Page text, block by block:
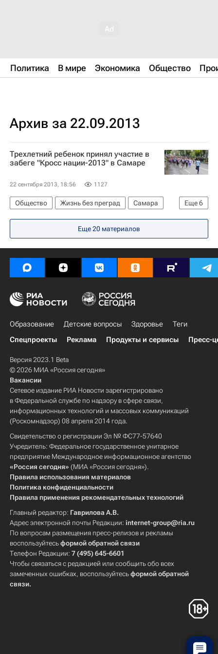
Политика В мире Экономика Общество
Архив за 22.09.2013
Трехлетний ребенок принял участие в
забеге "Кросс нации-2013" в Самаре
22 сентября 2013, 18:56 1127
Еще6
Общество Жизнь без преград
Самара
Весь мир
Европа
Самарская область
Детские вопросы
Россия
Еще 20 материалов
Образование Детские вопросы Здоровье
Теги
Спецпроекты
Реклама Продукты и сервисы Пресс-
Версия 2023.1 Beta
© 2026 МИА «Россия сегодня»
Вакансии
Сетевое издание РИА Новости зарегистрировано
в Федеральной службе по надзору в сфере связи,
информационных технологий и массовых коммуникаций
(Роскомнадзор) 08 апреля 2014 года.
Свидетельство о регистрации Эл № ФС77-57640
Учредитель: Федеральное государственное унитарное
предприятие Международное информационное агентство
«Россия сегодня» (МИА «Россия сегодня»).
Правила использования материалов
Политика конфиденциальности
Правила применения рекомендательных технологий
Главный редактор: Гаврилова А.В.
Адрес электронной почты Редакции: internet-group@ria.ru
По вопросам размещения пресс-релизов и рекламы
воспользуйтесьформой обратной связи
Телефон Редакции: 7 (495) 645-6601
Чтобы связаться с редакцией или сообщить обо всех
замеченных ошибках, воспользуйтесьформой обратной
связи.